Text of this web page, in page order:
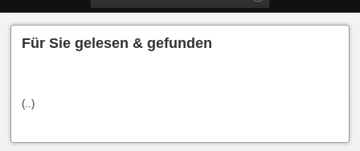
Für Sie gelesen & gefunden
(..)